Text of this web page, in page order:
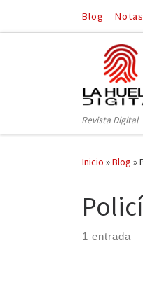
Saltar al contenido
Blog
Revista Digital
Inicio »Blog »
1 entrada